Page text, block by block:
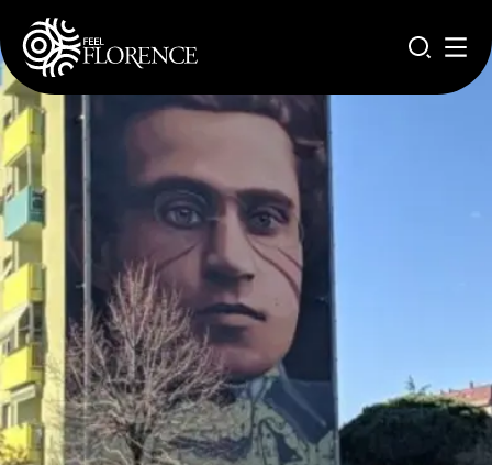
Pasar al contenido principal